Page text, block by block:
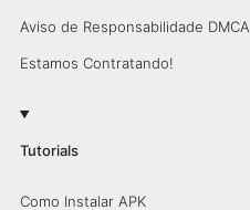
Aviso de Responsabilidade DMCA
Estamos Contratando!
Tutorials
Como Instalar APK